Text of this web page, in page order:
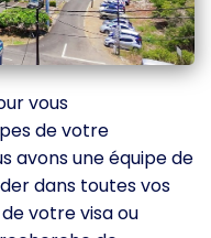
vous
de votre
avons une équipe de
dans toutes vos
votre visa ou